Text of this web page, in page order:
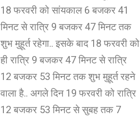
18 फरवरी को सांयकाल 6 बजकर 41
मिनट से रात्रि 9 बजकर 47 मिनट तक
शुभ मुहूर्त रहेगा.. इसके बाद 18 फरवरी को
ही रात्रि 9 बजकर 47 मिनट से रात्रि
12 बजकर 53 मिनट तक शुभ मुहूर्त रहने
वाला है.. अगले दिन 19 फरवरी को रात्रि
12 बजकर 53 मिनट से सुबह तक 7